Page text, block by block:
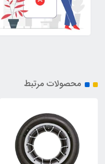
محصولات مرتبط